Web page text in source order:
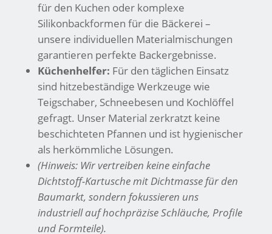
für den Kuchen oder komplexe
Silikonbackformen für die Bäckerei –
unsere individuellen Materialmischungen
garantieren perfekte Backergebnisse.
Küchenhelfer: Für den täglichen Einsatz
sind hitzebeständige Werkzeuge wie
Teigschaber, Schneebesen und Kochlöffel
gefragt. Unser Material zerkratzt keine
beschichteten Pfannen und ist hygienischer
als herkömmliche Lösungen.
(Hinweis: Wir vertreiben keine einfache
Dichtstoff-Kartusche mit Dichtmasse für den
Baumarkt, sondern fokussieren uns
industriell auf hochpräzise Schläuche, Profile
und Formteile).